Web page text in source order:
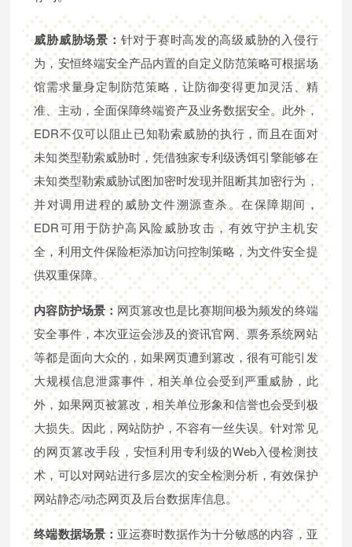
威胁威胁场景：针对于赛时高发的高级威胁的入侵行
为，安恒终端安全产品内置的自定义防范策略可根据场
馆需求量身定制防范策略，让防御变得更加灵活、精
准、主动，全面保障终端资产及业务数据安全。此外，
EDR不仅可以阻止已知勒索威胁的执行，而且在面对
未知类型勒索威胁时，凭借独家专利级诱饵引擎能够在
未知类型勒索威胁试图加密时发现并阻断其加密行为，
并对调用进程的威胁文件溯源查杀。在保障期间，
EDR可用于防护高风险威胁攻击，有效守护主机安
全，利用文件保险柜添加访问控制策略，为文件安全提
供双重保障。
内容防护场景： 网页篡改也是比赛期间极为频发的终端
安全事件，本次亚运会涉及的资讯官网、票务系统网站
等都是面向大众的，如果网页遭到篡改，很有可能引发
大规模信息泄露事件，相关单位会受到严重威胁，此
外，如果网页被篡改，相关单位形象和信誉也会受到极
大损失。因此，网站防护，不容有一丝失误。针对常见
的网页篡改手段，安恒利用专利级的Web入侵检测技
术，可以对网站进行多层次的安全检测分析，有效保护
网站静态/动态网页及后台数据库信息。
终端数据场景： 亚运赛时数据作为十分敏感的内容，亚